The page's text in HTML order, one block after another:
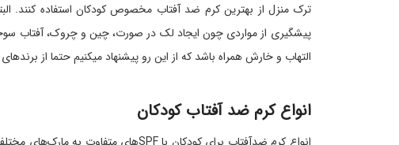
ترک منزل از بهترین کرم ضد آفتاب مخصوص کودکان استفاده کنند.
پیشگیری از مواردی چون ایجاد لک در صورت، چین و چروک، آفتاب
التهاب و خارش همراه باشد که از این رو پیشنهاد میکنیم حتما از
انواع کرم ضد آفتاب کودکان